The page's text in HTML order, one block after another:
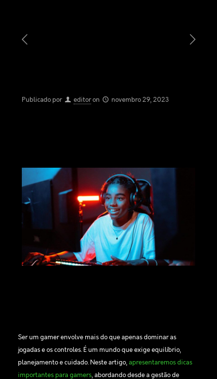
Publicado por editoron novembro 29, 2023
Ser um gamer envolve mais do que apenas dominar as
jogadas e os controles. É um mundo que exige equilíbrio,
planejamento e cuidado. Neste artigo, apresentaremos dicas
importantes para gamers, abordando desde a gestão de